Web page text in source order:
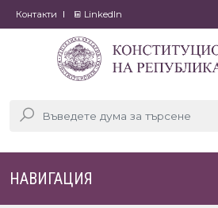
Контакти LinkedIn
НАВИГАЦИЯ